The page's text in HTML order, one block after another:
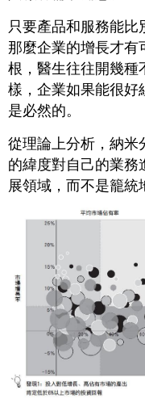
只要產品和服務能比
那麼企業的增長才有
根，醫生往往開幾種
樣，企業如果能很好
是必然的。
從理論上分析，納米
的緯度對自己的業
展領域，而不是籠統